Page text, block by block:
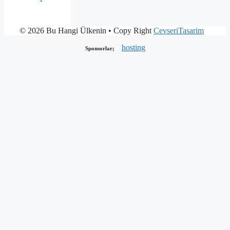
© 2026 Bu Hangi Ülkenin • Copy Right CevseriTasarim
Sponsorlar; hosting